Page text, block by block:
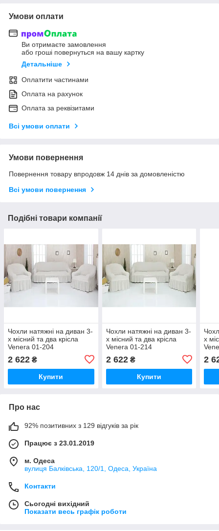
Умови оплати
Ви отримаєте замовлення
або гроші повернуться на вашу картку
Детальніше
Оплатити частинами
Оплата на рахунок
Оплата за реквізитами
Всі умови оплати
Умови повернення
Повернення товару впродовж 14 днів за домовленістю
Всі умови повернення
Подібні товари компанії
Чохли натяжні на диван 3-
х місний та два крісла
Venera 01-204
(універсальні) Молочний
2 622 ₴
Купити
Чохли натяжні на диван 3-
х місний та два крісла
Venera 01-214
2 622₴
Купити
х
2
Про нас
92% позитивних з 129 відгуків за рік
Працює з 23.01.2019
м. Одеса
вулиця Балківська, 120/1, Одеса, Україна
Контакти
Сьогодні вихідний
Показати весь графік роботи